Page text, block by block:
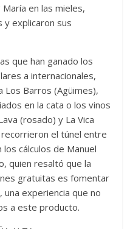
en las mieles,
explicaron sus
que han ganado los
a internacionales,
Los Barros (Agüimes),
en la cata o los vinos
(rosado) y La Vica
el túnel entre
cálculos de Manuel
quien resaltó que la
gratuitas es fomentar
una experiencia que no
a este producto.